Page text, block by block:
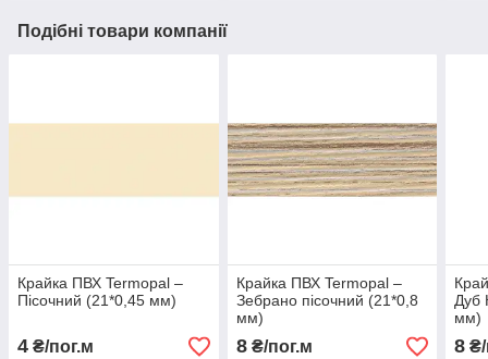
Подібні товари компанії
Крайка ПВХ Termopal ‒
Пісочний (21*0,45 мм)
4 ₴/пог.м
Крайка ПВХ Termopal ‒
Зебрано пісочний (21*0,8
мм)
8₴/пог.м
Дуб
мм)
8 ₴/